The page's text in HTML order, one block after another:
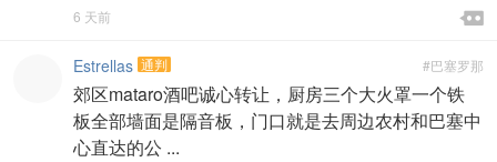

6 天前 
#巴塞罗那
Estrellas 通判
郊区mataro酒吧诚心转让，厨房三个大火罩一个铁
板全部墙面是隔音板，门口就是去周边农村和巴塞中
心直达的公 ...